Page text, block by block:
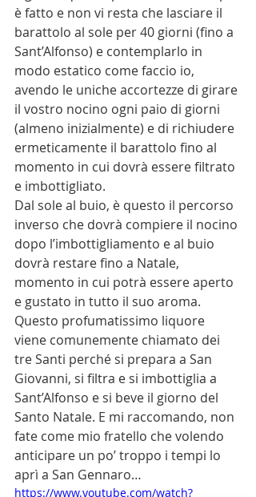
è fatto e non vi resta che lasciare il
barattolo al sole per 40 giorni (fino a
Sant’Alfonso) e contemplarlo in
modo estatico come faccio io,
avendo le uniche accortezze di girare
il vostro nocino ogni paio di giorni
(almeno inizialmente) e di richiudere
ermeticamente il barattolo fino al
momento in cui dovrà essere filtrato
e imbottigliato.
Dal sole al buio, è questo il percorso
inverso che dovrà compiere il nocino
dopo l’imbottigliamento e al buio
dovrà restare fino a Natale,
momento in cui potrà essere aperto
e gustato in tutto il suo aroma.
Questo profumatissimo liquore
viene comunemente chiamato dei
tre Santi perché si prepara a San
Giovanni, si filtra e si imbottiglia a
Sant’Alfonso e si beve il giorno del
Santo Natale. E mi raccomando, non
fate come mio fratello che volendo
anticipare un po’ troppo i tempi lo
aprì a San Gennaro…
https://www.youtube.com/watch?